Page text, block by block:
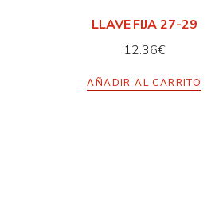
LLAVE FIJA 27-29
12.36€
AÑADIR AL CARRITO